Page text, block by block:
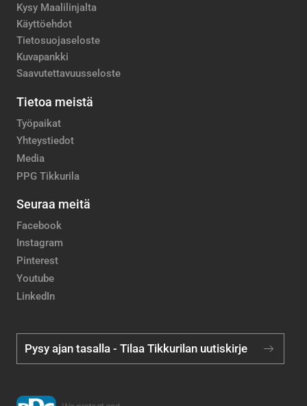
Kysy Maalilinjalta
Käyttöehdot
Tietosuojaseloste
Kuvapankki
Saavutettavuusseloste
Tietoa meistä
Työpaikat
Yhteystiedot
Media
PPG Tikkurila
Seuraa meitä
Facebook
Instagram
Pinterest
Youtube
LinkedIn
Pysy ajan tasalla - Tilaa Tikkurilan uutiskirje